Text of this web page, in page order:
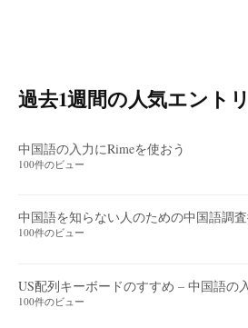
過去1週間の人気エントリ
中国語の入力にRimeを使おう
100件のビュー
中国語を知らない人のための中国語調
100件のビュー
US配列キーボードのすすめ – 中国語の
100件のビュー